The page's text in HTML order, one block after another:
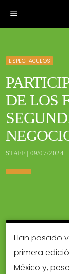
menu
ESPECTÁCULOS
DE LOS
STAFF | 09/07/2024
Han pasado
primera
México y,